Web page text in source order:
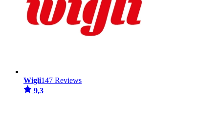
Wigli147 Reviews
9,3